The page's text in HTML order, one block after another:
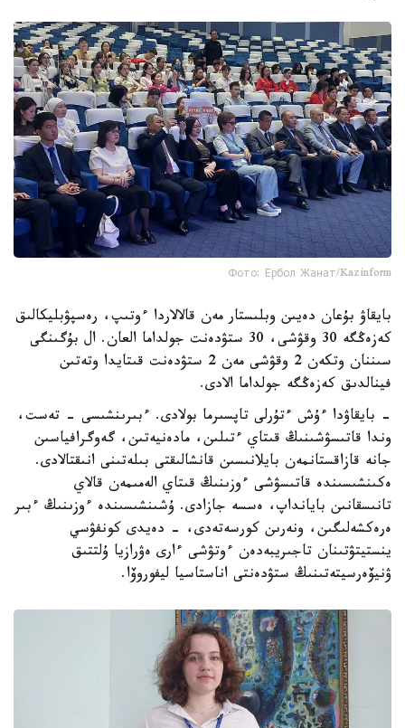
Фото: Ербол Жанат/Kazinform
بايقاۋ بۇعان دەيىن وبلىستار مەن قالالاردا ءوتىپ، رەسپۋبليكالىق
كەزەڭگە 30 وقۋشى، 30 ستۋدەنت جولداما العان. ال بۇگىنگى
سىننان وتكەن 2 وقۋشى مەن 2 ستۋدەنت قىتايدا وتەتىن
فينالدىق كەزەڭگە جولداما الادى.
- بايقاۋدا ءۇش ءتۇرلى تاپسىرما بولادى. ءبىرىنشىسى - تەست،
وندا قاتىسۋشىنىڭ قىتاي ءتىلىن، مادەنيەتىن، گەوگرافياسىن
جانە قازاقستانمەن بايلانىسىن قانشالىقتى بىلەتىنى انىقتالادى.
ەكىنشىسىندە قاتىسۋشى ءوزىنىڭ قىتاي الەمىمەن قالاي
تانىسقانىن بايانداپ، ەسسە جازادى. ۇشىنشىسىندە ءوزىنىڭ ءبىر
ەرەكشەلىگىن، ونەرىن كورسەتەدى، - دەيدى كونفۋسي
ينستيتۋتىنان تاجىريبەدەن ءوتۋشى ءارى ەۋرازيا ۇلتتىق
ۋنيۆەرسيتەتىنىڭ ستۋدەنتى اناستاسيا ليفوروۆا.